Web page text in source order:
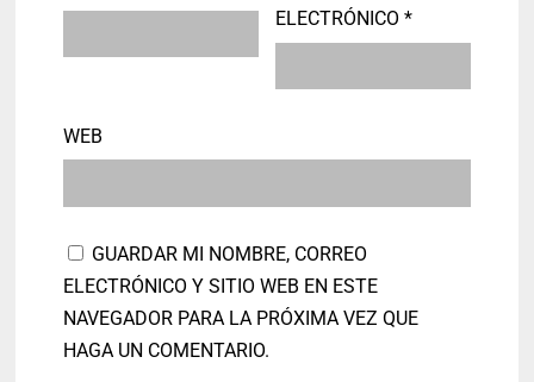
ELECTRÓNICO *
WEB
GUARDAR MI NOMBRE, CORREO
ELECTRÓNICO Y SITIO WEB EN ESTE
NAVEGADOR PARA LA PRÓXIMA VEZ QUE
HAGA UN COMENTARIO.